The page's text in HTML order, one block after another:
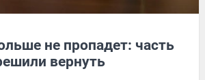
не пропадет: часть
вернуть